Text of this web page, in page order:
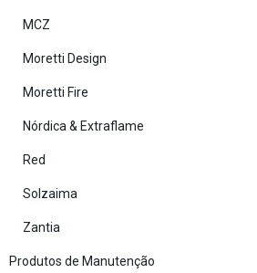
MCZ
Moretti Design
Moretti Fire
Nórdica & Extraflame
Red
Solzaima
Zantia
Produtos de Manutenção